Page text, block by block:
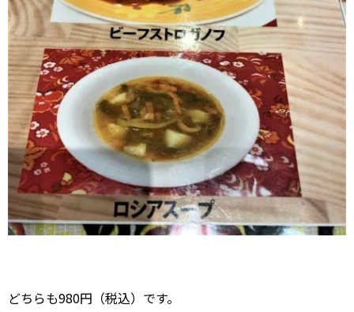
どちらも980円（税込）です。